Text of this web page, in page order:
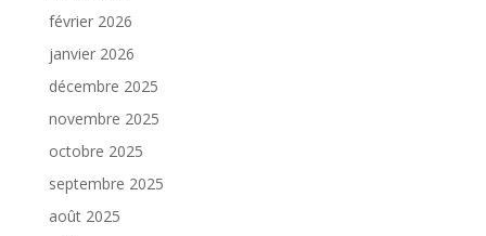
février 2026
janvier 2026
décembre 2025
novembre 2025
octobre 2025
septembre 2025
août 2025